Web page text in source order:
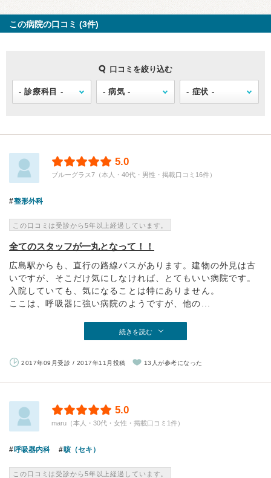
この病院の口コミ (3件)
口コミを絞り込む
5.0
ブルーグラス7（本人・40代・男性・掲載口コミ16件）
整形外科
この口コミは受診から5年以上経過しています。
全てのスタッフが一丸となって！！
広島駅からも、直行の路線バスがあります。建物の外見は古
いですが、そこだけ気にしなければ、とてもいい病院です。
入院していても、気になることは特にありません。
ここは、呼吸器に強い病院のようですが、他の...
続きを読む
2017年09月受診 / 2017年11月投稿 13人が参考になった
5.0
maru（本人・30代・女性・掲載口コミ1件）
呼吸器内科 咳（セキ）
この口コミは受診から5年以上経過しています。